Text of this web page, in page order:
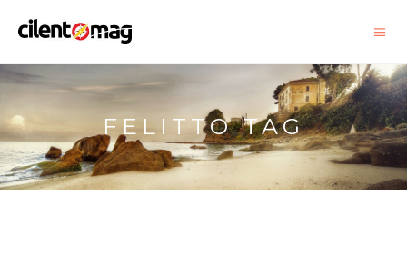
FELITTO TAG